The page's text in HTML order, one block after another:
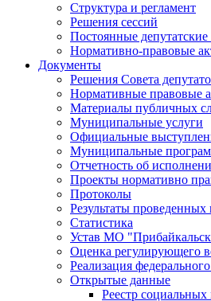
Структура и регламент
Решения сессий
Постоянные
Нормативно-правовые
Документы
Решения Совета
Нормативные правовые
Материалы публичных
Муниципальные услуги
Официальные
Муниципальные
Отчетность об
Проекты нормативно
Протоколы
Результаты проведенных
Статистика
Устав МО
Оценка регулирующего
Реализация
Открытые данные
Реестр социальных